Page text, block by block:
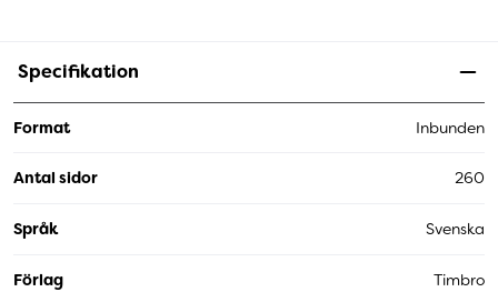
Specifikation
Format Inbunden
Antal sidor 260
Språk Svenska
Förlag Timbro